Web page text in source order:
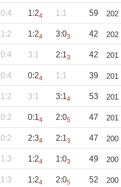
0:4 1:24 1:1 59 202
1:2 1:24 3:03 42 202
0:4 3:1 2:13 42 201
0:4 0:24 1:1 39 201
1:2 3:1 3:14 53 201
0:2 0:14 2:05 47 201
0:2 2:34 2:13 47 200
1:3 1:24 1:03 49 200
1:3 1:24 2:05 52 200